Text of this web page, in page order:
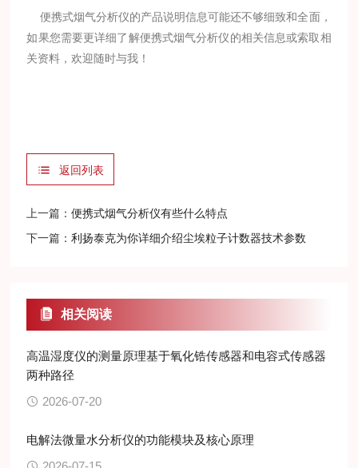
便携式烟气分析仪的产品说明信息可能还不够细致和全面，
如果您需要更详细了解便携式烟气分析仪的相关信息或索取相
关资料，欢迎随时与我！
返回列表
上一篇：便携式烟气分析仪有些什么特点
下一篇：利扬泰克为你详细介绍尘埃粒子计数器技术参数
相关阅读
高温湿度仪的测量原理基于氧化锆传感器和电容式传感器
两种路径
2026-07-20
电解法微量水分析仪的功能模块及核心原理